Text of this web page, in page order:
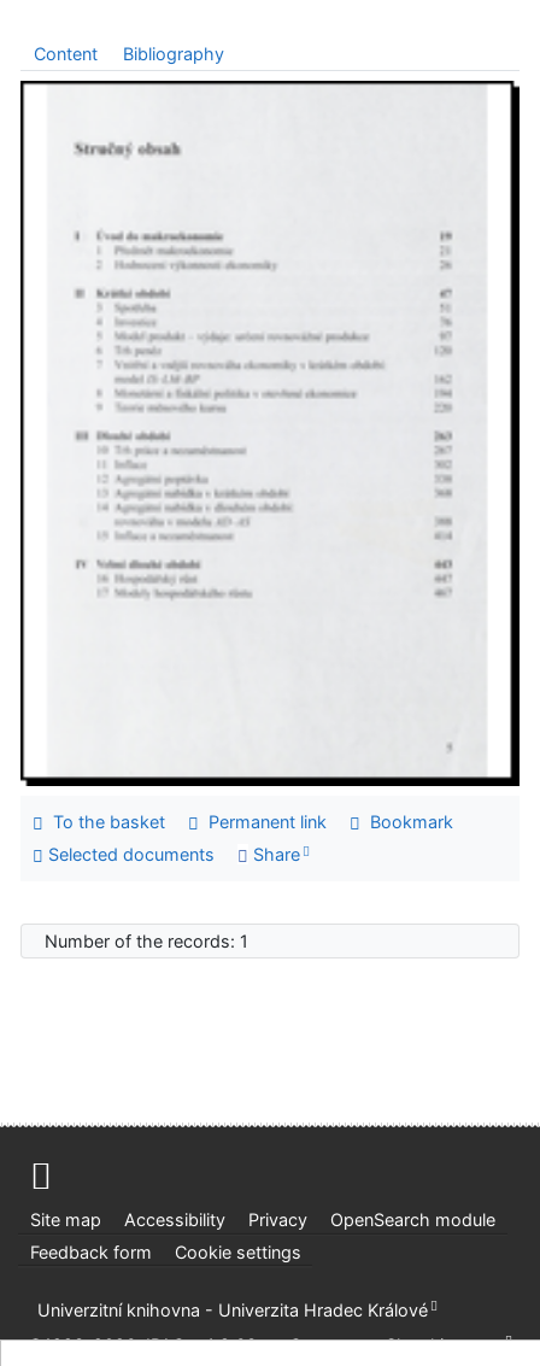
Content Bibliography
To the basket Permanent link
Bookmark
Selected documents
Share
Number of the records: 1
Site map Accessibility Privacy
OpenSearch module
Feedback form
Cookie settings
Univerzitní knihovna - Univerzita Hradec Králové
©1993-2026IPACv.4.8.63a-Cosmotron Slovakia, s.r.o.